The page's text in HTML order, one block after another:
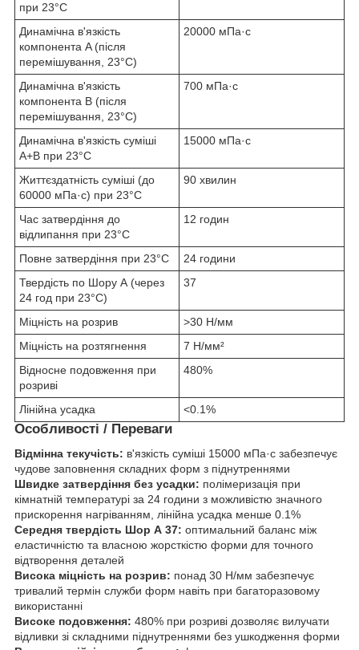
при 23°C
Динамічна в'язкість
компонента A (після
перемішування, 23°C)
20000 мПа·с
Динамічна в'язкість
компонента B (після
перемішування, 23°C)
700 мПа·с
Динамічна в'язкість суміші
A+B при 23°C
15000 мПа·с
Життєздатність суміші (до
60000 мПа·с) при 23°C
90 хвилин
Час затвердіння до
відлипання при 23°C
12 годин
Повне затвердіння при 23°C
24 години
Твердість по Шору А (через
24 год при 23°C)
37
Міцність на розрив
>30 Н/мм
Міцність на розтягнення
7 Н/мм²
Відносне подовження при
розриві
480%
Лінійна усадка <0.1%
Особливості / Переваги
Відмінна текучість: в'язкість суміші 15000 мПа·с забезпечує
чудове заповнення складних форм з піднутреннями
Швидке затвердіння без усадки: полімеризація при
кімнатній температурі за 24 години з можливістю значного
прискорення нагріванням, лінійна усадка менше 0.1%
Середня твердість Шор А 37: оптимальний баланс між
еластичністю та власною жорсткістю форми для точного
відтворення деталей
Висока міцність на розрив: понад 30 Н/мм забезпечує
тривалий термін служби форм навіть при багаторазовому
використанні
Високе подовження: 480% при розриві дозволяє вилучати
відливки зі складними піднутреннями без ушкодження форми